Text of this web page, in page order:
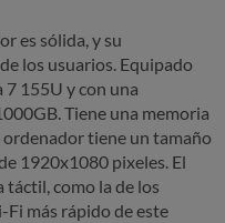
es sólida, y su
los usuarios. Equipado
155U y con una
Tiene una memoria
ordenador tiene un tamaño
1920x1080 pixeles. El
como la de los
más rápido de este